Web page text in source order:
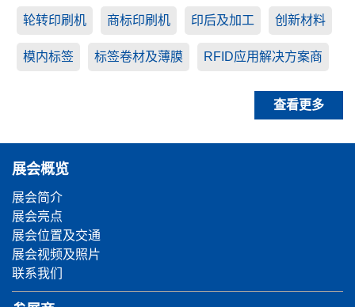
轮转印刷机 商标印刷机 印后及加工 创新材料
模内标签 标签卷材及薄膜 RFID应用解决方案商
查看更多
展会概览
展会简介
展会亮点
展会位置及交通
展会视频及照片
联系我们